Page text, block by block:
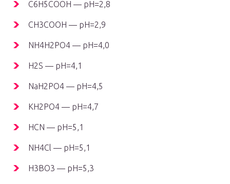
C6H5COOH — pH=2,8
CH3COOH — pH=2,9
NH4H2PO4 — pH=4,0
H2S — pH=4,1
NaH2PO4 — pH=4,5
KH2PO4 — pH=4,7
HCN — pH=5,1
NH4Cl — pH=5,1
H3BO3 — pH=5,3